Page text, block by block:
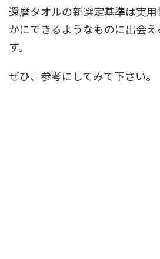
還暦タオルの新選定基準は実
かにできるようなものに出会
す。
ぜひ、参考にしてみて下さい。